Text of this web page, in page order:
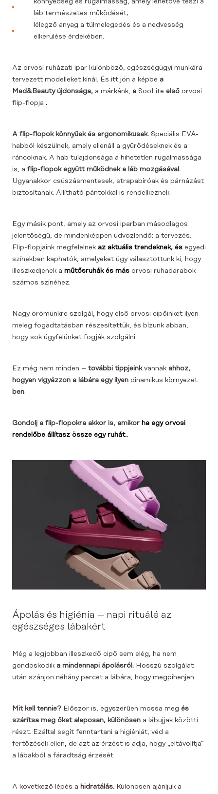
láb természetes működését;
lélegző anyag a túlmelegedés és a nedvesség
elkerülése érdekében.
Az orvosi ruházati ipar különböző, egészségügyi munkára
tervezett modelleket kínál. És itt jön a képbe a
Med&Beauty újdonsága, a márkánk, a SooLite első orvosi
flip-flopja .
A flip-flopok könnyűek és ergonomikusak. Speciális EVA-
habból készülnek, amely ellenáll a gyűrődéseknek és a
ráncoknak. A hab tulajdonsága a hihetetlen rugalmassága
is, a flip-flopok együtt működnek a láb mozgásával.
Ugyanakkor csúszásmentesek, strapabíróak és párnázást
biztosítanak. Állítható pántokkal is rendelkeznek.
Egy másik pont, amely az orvosi iparban másodlagos
jelentőségű, de mindenképpen üdvözlendő: a tervezés.
Flip-flopjaink megfelelnek az aktuális trendeknek, és egyedi
színekben kaphatók, amelyeket úgy választottunk ki, hogy
illeszkedjenek a műtősruhák és más orvosi ruhadarabok
számos színéhez.
Nagy örömünkre szolgál, hogy első orvosi cipőinket ilyen
meleg fogadtatásban részesítettük, és bízunk abban,
hogy sok ügyfelünket fogják szolgálni.
Ez még nem minden – további tippjeinkvannak ahhoz,
hogyan vigyázzon a lábára egy ilyen dinamikus környezet
ben.
Gondolj a flip-flopokra akkor is, amikor ha egy orvosi
rendelőbe állítasz össze egy ruhát..
Ápolás és higiénia – napi rituálé az
egészséges lábakért
Még a legjobban illeszkedő cipő sem elég, ha nem
gondoskodik a mindennapi ápolásról. Hosszú szolgálat
után szánjon néhány percet a lábára, hogy megpihenjen.
Mit kell tennie? Először is, egyszerűen mossa meg és
szárítsa meg őket alaposan, különösen a lábujjak közötti
részt. Ezáltal segít fenntartani a higiéniát, véd a
fertőzések ellen, de azt az érzést is adja, hogy „eltávolítja”
a lábakból a fáradtság érzését.
A következő lépés a hidratálás. Különösen ajánljuk a